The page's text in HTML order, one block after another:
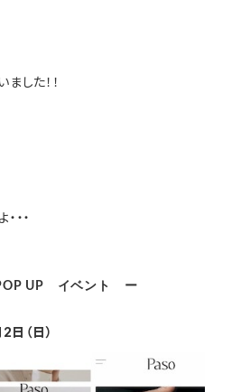
した！！
・・
UP イベント ー
（日）